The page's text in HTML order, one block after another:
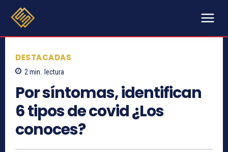
DESTACADAS
2 min. lectura
Por síntomas, identifican
6 tipos de covid ¿Los
conoces?